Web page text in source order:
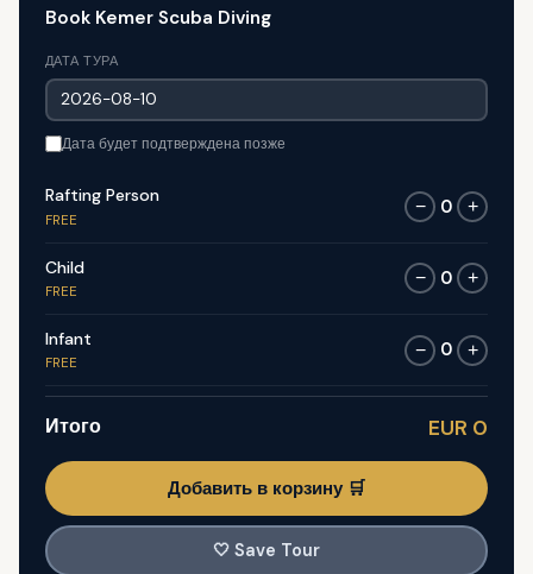
Book Kemer Scuba Diving
ДАТА ТУРА
Дата будет подтверждена позже
Rafting Person
FREE
− 0 +
Child
FREE
− 0 +
Infant
FREE
− 0 +
Итого EUR 0
Добавить в корзину 🛒
🤍 Save Tour